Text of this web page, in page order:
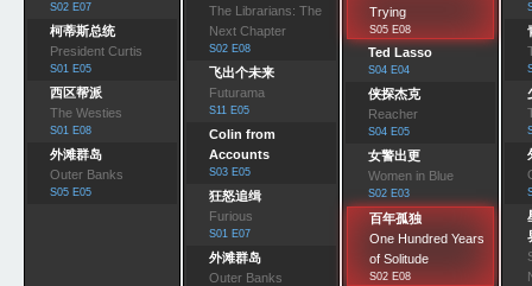
S02 E07
柯蒂斯总统
President Curtis
S01 E05
西区帮派
The Westies
S01 E08
外滩群岛
Outer Banks
S05 E05
The Librarians: The
Next Chapter
S02 E08
飞出个未来
Futurama
S11 E05
Colin from
Accounts
S03 E05
狂怒追缉
Furious
S01 E07
外滩群岛
Outer Banks
Trying
S05 E08
Ted Lasso
S04 E04
侠探杰克
Reacher
S04 E05
女警出更
Women in Blue
S02 E03
百年孤独
One Hundred Years
of Solitude
S02 E08